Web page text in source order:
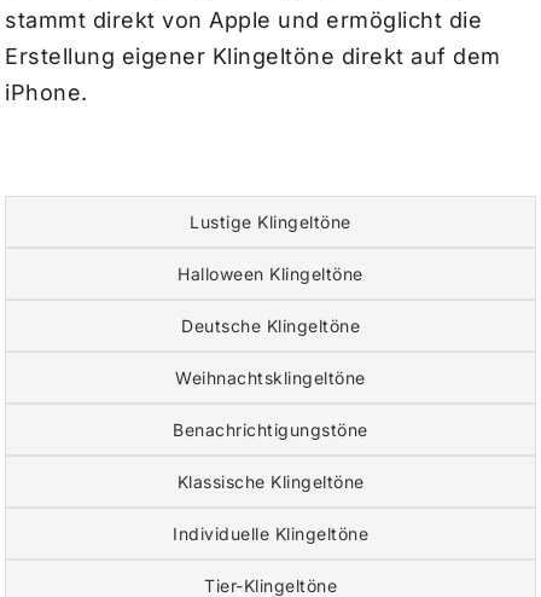
stammt direkt von Apple und ermöglicht die
Erstellung eigener Klingeltöne direkt auf dem
iPhone.
Lustige Klingeltöne
Halloween Klingeltöne
Deutsche Klingeltöne
Weihnachtsklingeltöne
Benachrichtigungstöne
Klassische Klingeltöne
Individuelle Klingeltöne
Tier-Klingeltöne